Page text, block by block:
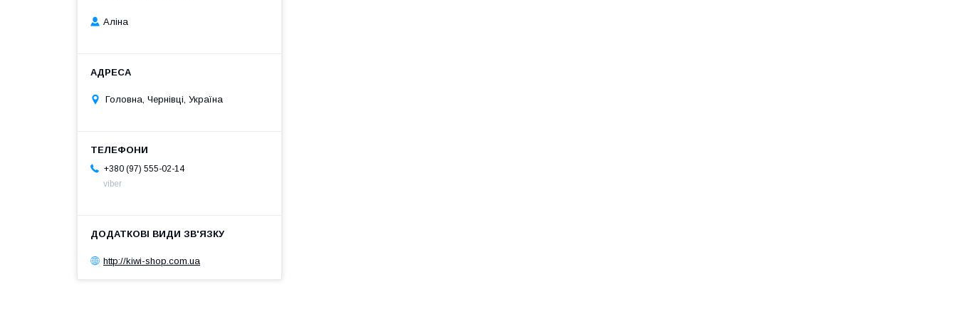
Аліна
Головна, Чернівці, Україна
+380 (97) 555-02-14
viber
http://kiwi-shop.com.ua